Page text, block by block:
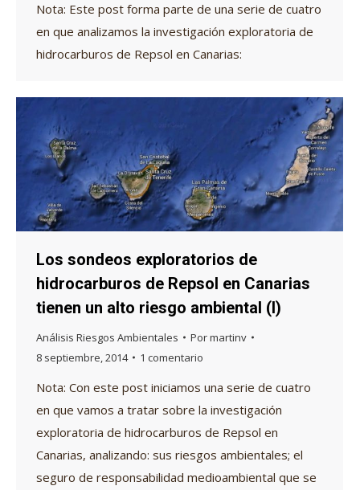
Nota: Este post forma parte de una serie de cuatro
en que analizamos la investigación exploratoria de
hidrocarburos de Repsol en Canarias:
Los sondeos exploratorios de
hidrocarburos de Repsol en Canarias
tienen un alto riesgo ambiental (I)
Análisis Riesgos Ambientales Pormartinv
8 septiembre, 2014
1 comentario
Nota: Con este post iniciamos una serie de cuatro
en que vamos a tratar sobre la investigación
exploratoria de hidrocarburos de Repsol en
Canarias, analizando: sus riesgos ambientales; el
seguro de responsabilidad medioambiental que se